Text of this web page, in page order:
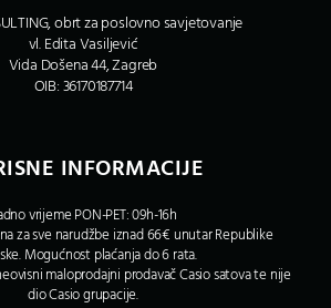
obrt za poslovno savjetovanje
vl. Edita Vasiljević
Vida Došena 44, Zagreb
OIB: 36170187714
INFORMACIJE
vrijeme PON-PET: 09h-16h
za sve narudžbe iznad 66€ unutar Republike
Mogućnost plaćanja do 6 rata.
maloprodajni prodavač Casio satova te nije
dio Casio grupacije.